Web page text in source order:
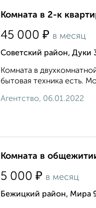
Комната в 2-к
45 000 ₽ в месяц
Советский район, Дуки
Комната в
бытовая техника есть.
Агентство, 06.01.2022
Комната в
5 000 ₽ в месяц
Бежицкий район, Мира